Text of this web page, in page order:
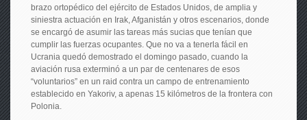
brazo ortopédico del ejército de Estados Unidos, de amplia y
siniestra actuación en Irak, Afganistán y otros escenarios, donde
se encargó de asumir las tareas más sucias que tenían que
cumplir las fuerzas ocupantes. Que no va a tenerla fácil en
Ucrania quedó demostrado el domingo pasado, cuando la
aviación rusa exterminó a un par de centenares de esos
“voluntarios” en un raid contra un campo de entrenamiento
establecido en Yakoriv, a apenas 15 kilómetros de la frontera con
Polonia.